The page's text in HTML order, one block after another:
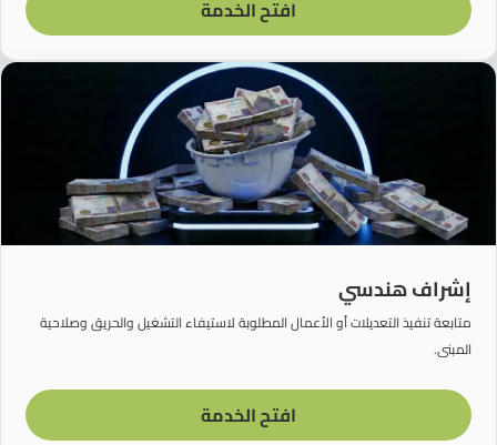
افتح الخدمة
إشراف هندسي
متابعة تنفيذ التعديلات أو الأعمال المطلوبة لاستيفاء التشغيل والحريق وصلاحية
المبنى.
افتح الخدمة